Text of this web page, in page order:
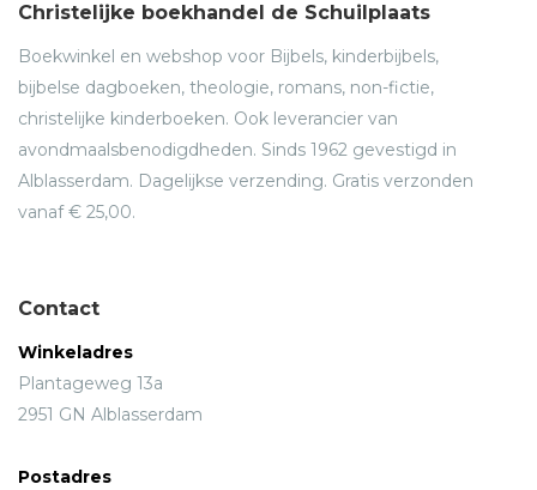
Christelijke boekhandel de Schuilplaats
Boekwinkel en webshop voor Bijbels, kinderbijbels,
bijbelse dagboeken, theologie, romans, non-fictie,
christelijke kinderboeken. Ook leverancier van
avondmaalsbenodigdheden. Sinds 1962 gevestigd in
Alblasserdam. Dagelijkse verzending. Gratis verzonden
vanaf € 25,00.
Contact
Winkeladres
Plantageweg 13a
2951 GN Alblasserdam
Postadres